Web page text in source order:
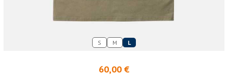
S M L
60,00 €